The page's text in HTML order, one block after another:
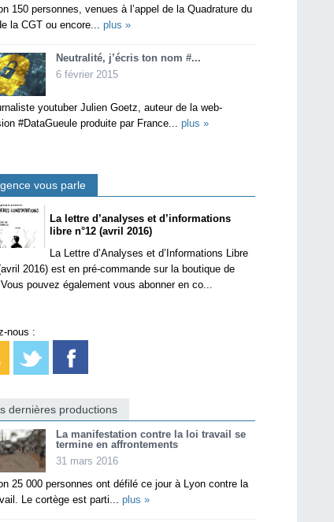
150 personnes, venues à l’appel de la Quadrature du
la CGT ou encore... plus »
Neutralité, j’écris ton nom #...
6 février 2015
youtuber Julien Goetz, auteur de la web-
#DataGueule produite par France... plus »
vous parle
La lettre d’analyses et d’informations
libre n°12 (avril 2016)
La Lettre d’Analyses et d’Informations Libre
2016) est en pré-commande sur la boutique de
Vous pouvez également vous abonner en co...
nous :
dernières productions
La manifestation contre la loi travail se
termine en affrontements
31 mars 2016
25 000 personnes ont défilé ce jour à Lyon contre la
Le cortège est parti... plus »